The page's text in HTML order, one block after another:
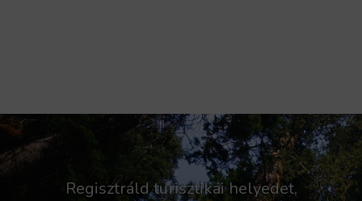
Regisztráld turisztikai helyedet,